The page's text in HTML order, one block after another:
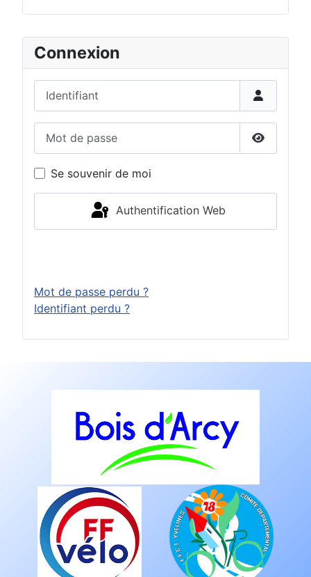
Connexion
Afficher
Se souvenir de moi
Authentification Web
Mot de passe perdu ?
Identifiant perdu ?